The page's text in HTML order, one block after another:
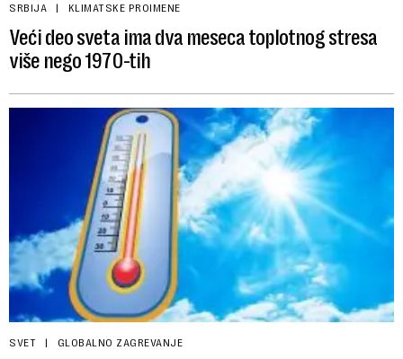
SRBIJA KLIMATSKE PROIMENE
Veći deo sveta ima dva meseca toplotnog stresa
više nego 1970-tih
SVET GLOBALNO ZAGREVANJE